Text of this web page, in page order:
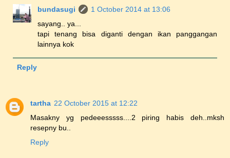
bundasugi
1 October 2014 at 13:06
sayang.. ya...
tapi tenang bisa diganti dengan ikan panggangan
lainnya kok
Reply
tartha 22 October 2015 at 12:22
Masakny yg pedeeesssss....2 piring habis deh..mksh
resepny bu..
Reply